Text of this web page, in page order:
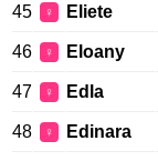
45 ♀ Eliete
46 ♀ Eloany
47 ♀ Edla
48 ♀ Edinara